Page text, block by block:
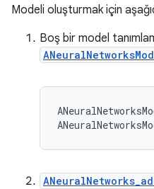
Modeli oluşturmak için
Boş bir model